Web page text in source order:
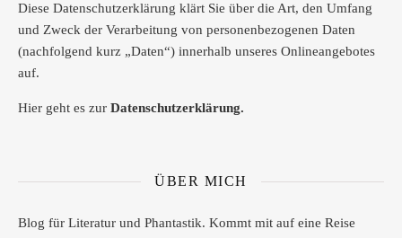
Diese Datenschutzerklärung klärt Sie über die Art, den Umfang
und Zweck der Verarbeitung von personenbezogenen Daten
(nachfolgend kurz „Daten“) innerhalb unseres Onlineangebotes
auf.
Hier geht es zur Datenschutzerklärung.
ÜBER MICH
Blog für Literatur und Phantastik. Kommt mit auf eine Reise